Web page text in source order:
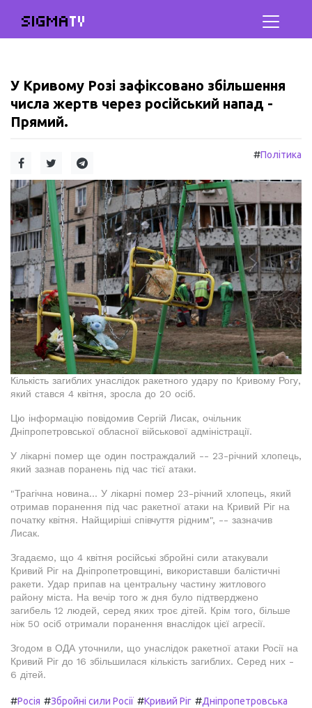
SIGMATV
У Кривому Розі зафіксовано збільшення
числа жертв через російський напад -
Прямий.
#Політика
Кількість загиблих унаслідок ракетного удару по Кривому Рогу,
який стався 4 квітня, зросла до 20 осіб.
Цю інформацію повідомив Сергій Лисак, очільник
Дніпропетровської обласної військової адміністрації.
У лікарні помер ще один постраждалий -- 23-річний хлопець,
який зазнав поранень під час тієї атаки.
"Трагічна новина... У лікарні помер 23-річний хлопець, який
отримав поранення під час ракетної атаки на Кривий Ріг на
початку квітня. Найщиріші співчуття рідним", -- зазначив
Лисак.
Згадаємо, що 4 квітня російські збройні сили атакували
Кривий Ріг на Дніпропетровщині, використавши балістичні
ракети. Удар припав на центральну частину житлового
району міста. На вечір того ж дня було підтверджено
загибель 12 людей, серед яких троє дітей. Крім того, більше
ніж 50 осіб отримали поранення внаслідок цієї агресії.
Згодом в ОДА уточнили, що унаслідок ракетної атаки Росії на
Кривий Ріг до 16 збільшилася кількість загиблих. Серед них -
6 дітей.
#Росія #Збройні сили Росії #Кривий Ріг #Дніпропетровська